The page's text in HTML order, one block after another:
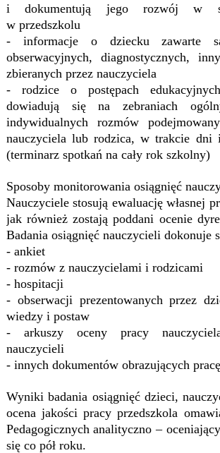
i dokumentują jego rozwój w
w przedszkolu
- informacje o dziecku zawarte
obserwacyjnych, diagnostycznych,
zbieranych przez nauczyciela
- rodzice o postępach
dowiadują się na zebraniach
indywidualnych rozmów
nauczyciela lub rodzica, w trakcie dni
(terminarz spotkań na cały rok szkolny)
Sposoby monitorowania osiągnięć
Nauczyciele stosują ewaluację własnej
jak również zostają poddani ocenie
Badania osiągnięć nauczycieli dokonuje
- ankiet
- rozmów z nauczycielami i rodzicami
- hospitacji
- obserwacji prezentowanych przez
wiedzy i postaw
- arkuszy oceny pracy
nauczycieli
- innych dokumentów obrazujących
Wyniki badania osiągnięć dzieci,
ocena jakości pracy przedszkola
Pedagogicznych analityczno –
się co pół roku.